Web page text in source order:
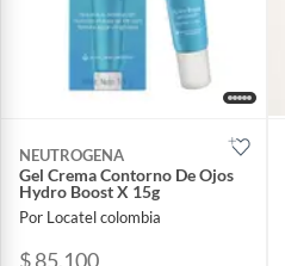
NEUTROGENA
Gel Crema Contorno De Ojos
Hydro Boost X 15g
Por Locatel colombia
$ 85.100